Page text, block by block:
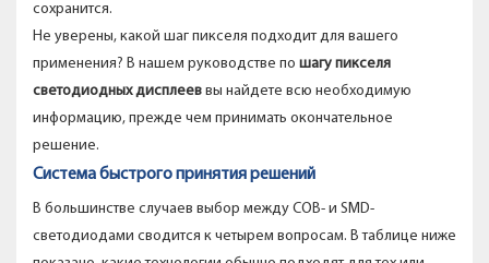
сохранится.
Не уверены, какой шаг пикселя подходит для вашего
применения? В нашем руководстве по шагу пикселя
светодиодных дисплеев вы найдете всю необходимую
информацию, прежде чем принимать окончательное
решение.
Система быстрого принятия решений
В большинстве случаев выбор между COB- и SMD-
светодиодами сводится к четырем вопросам. В таблице ниже